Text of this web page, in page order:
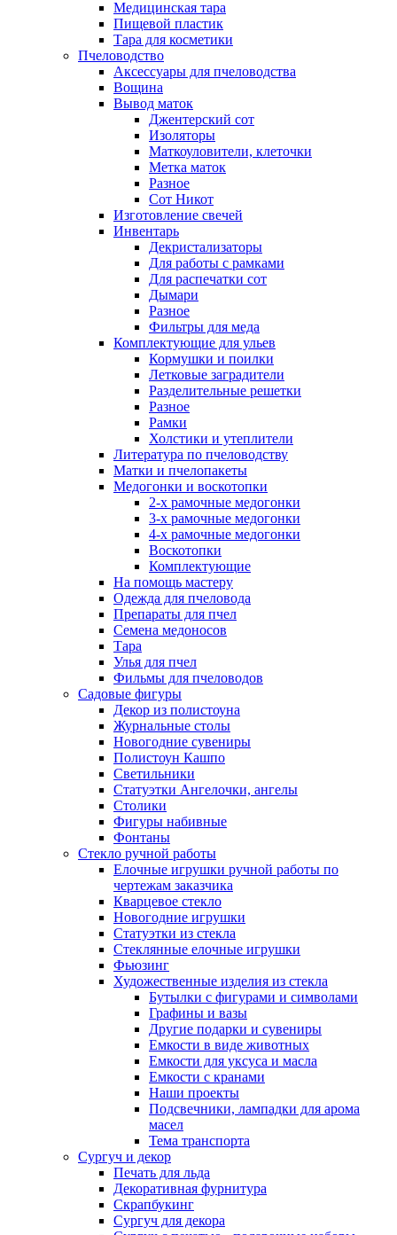
Медицинская тара
Пищевой пластик
Тара для косметики
Пчеловодство
Аксессуары для пчеловодства
Вощина
Вывод маток
Джентерский сот
Изоляторы
Маткоуловители, клеточки
Метка маток
Разное
Сот Никот
Изготовление свечей
Инвентарь
Декристализаторы
Для работы с рамками
Для распечатки сот
Дымари
Разное
Фильтры для меда
Комплектующие для ульев
Кормушки и поилки
Летковые заградители
Разделительные решетки
Разное
Рамки
Холстики и утеплители
Литература по пчеловодству
Матки и пчелопакеты
Медогонки и воскотопки
2-х рамочные медогонки
3-х рамочные медогонки
4-х рамочные медогонки
Воскотопки
Комплектующие
На помощь мастеру
Одежда для пчеловода
Препараты для пчел
Семена медоносов
Тара
Улья для пчел
Фильмы для пчеловодов
Садовые фигуры
Декор из полистоуна
Журнальные столы
Новогодние сувениры
Полистоун Кашпо
Светильники
Статуэтки Ангелочки, ангелы
Столики
Фигуры набивные
Фонтаны
Стекло ручной работы
Елочные игрушки ручной работы по
чертежам заказчика
Кварцевое стекло
Новогодние игрушки
Статуэтки из стекла
Стеклянные елочные игрушки
Фьюзинг
Художественные изделия из стекла
Бутылки с фигурами и символами
Графины и вазы
Другие подарки и сувениры
Емкости в виде животных
Емкости для уксуса и масла
Емкости с кранами
Наши проекты
Подсвечники, лампадки для арома
масел
Тема транспорта
Сургуч и декор
Печать для льда
Декоративная фурнитура
Скрапбукинг
Сургуч для декора